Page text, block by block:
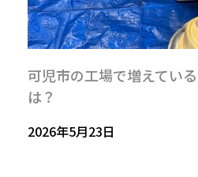
可児市の工場で増えてい
は？
2026年5月23日